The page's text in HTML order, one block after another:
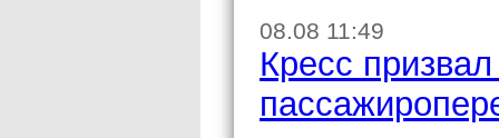
08.08 11:49
Кресс